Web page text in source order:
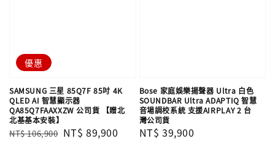
優惠
SAMSUNG 三星 85Q7F 85吋 4K
QLED AI 智慧顯示器
QA85Q7FAAXXZW 公司貨 【贈北
北基基本安裝】
Regular
NT$ 106,900 Sale
NT$ 89,900
Bose 家庭娛樂揚聲器 Ultra 白色
SOUNDBAR Ultra ADAPTIQ 智慧
音場調校系統 支援AIRPLAY 2 台
灣公司貨
Regular
NT$ 39,900